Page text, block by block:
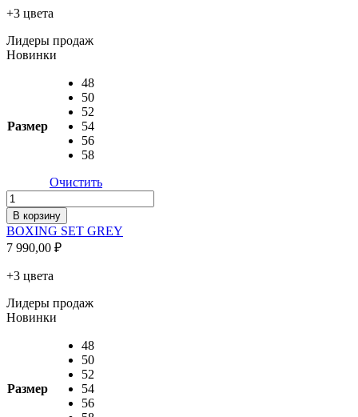
+3 цвета
Лидеры продаж
Новинки
Размер
48
50
52
54
56
58
Очистить
Количество
товара
BOXING
SET
GREY
В корзину
BOXING SET GREY
7 990,00 ₽
+3 цвета
Лидеры продаж
Новинки
Размер
48
50
52
54
56